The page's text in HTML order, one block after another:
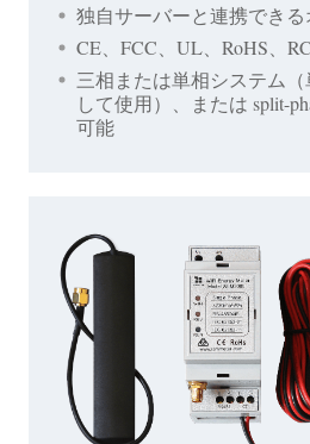
独自サーバーと連携でき
CE、FCC、UL、RoHS、
三相または単相システム
して使用）、または split-
可能